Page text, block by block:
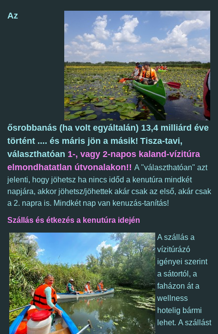
Az
ősrobbanás (ha volt egyáltalán) 13,4 milliárd éve
történt .... és máris jön a másik! Tisza-tavi,
választhatóan 1-, vagy 2-napos kaland-vízitúra
elmondhatatlan útvonalakon!! A "választhatóan" azt
jelenti, hogy jöhetsz ha nincs időd a kenutúra mindkét
napjára, akkor jöhetsz/jöhettek akár csak az első, akár csak
a 2. napra is. Mindkét nap van kenuzás-tanítás!
Szállás és étkezés a kenutúra idején
A szállás a
vízitúrázó
igényei szerint
a sátortól, a
faházon át a
wellness
hotelig bármi
lehet. A szállást